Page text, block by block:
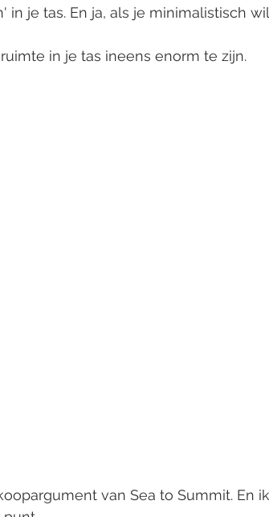
je tas. En ja, als je minimalistisch
in je tas ineens enorm te zijn.
van Sea to Summit. En